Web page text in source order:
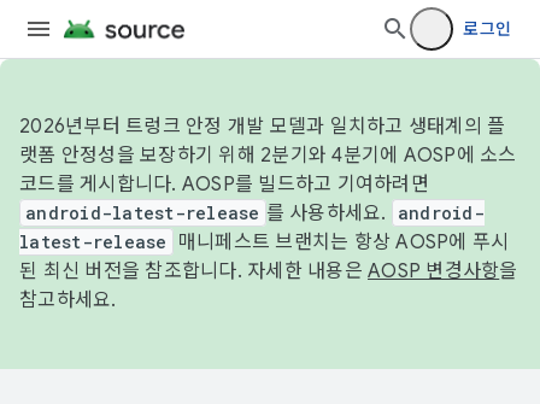
로그인
2026년부터 트렁크 안정 개발 모델과 일치하고 생태계의 플
랫폼 안정성을 보장하기 위해 2분기와 4분기에 AOSP에 소스
코드를 게시합니다. AOSP를 빌드하고 기여하려면
android-latest-release 를 사용하세요.
android-
latest-release
매니페스트 브랜치는 항상 AOSP에 푸시
된 최신 버전을 참조합니다. 자세한 내용은 AOSP 변경사항을
참고하세요.